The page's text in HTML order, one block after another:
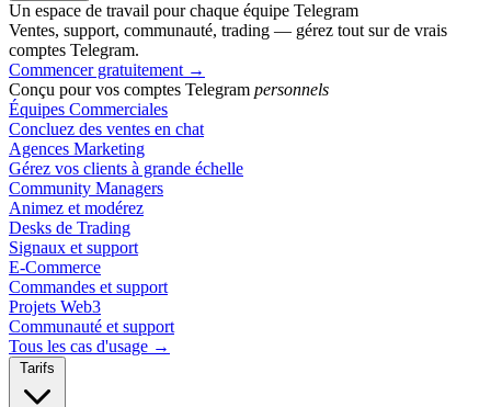
Un espace de travail pour chaque équipe Telegram
Ventes, support, communauté, trading — gérez tout sur de vrais
comptes Telegram.
Commencer gratuitement →
Conçu pour vos comptes Telegram personnels
Équipes Commerciales
Concluez des ventes en chat
Agences Marketing
Gérez vos clients à grande échelle
Community Managers
Animez et modérez
Desks de Trading
Signaux et support
E-Commerce
Commandes et support
Projets Web3
Communauté et support
Tous les cas d'usage →
Tarifs